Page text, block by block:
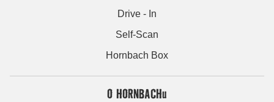
Drive - In
Self-Scan
Hornbach Box
O HORNBACHu